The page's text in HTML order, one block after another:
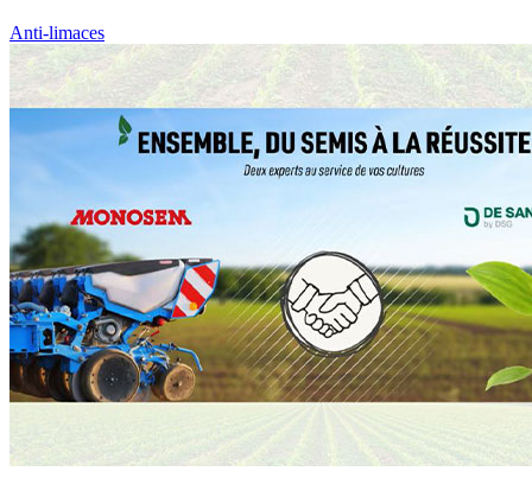
Anti-limaces